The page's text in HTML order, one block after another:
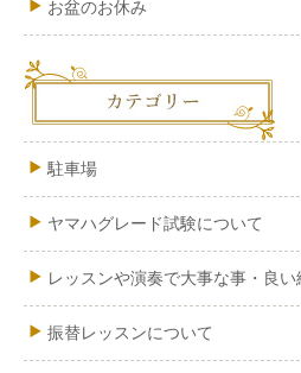
お盆のお休み
駐車場
ヤマハグレード試験について
レッスンや演奏で大事な事・良
振替レッスンについて